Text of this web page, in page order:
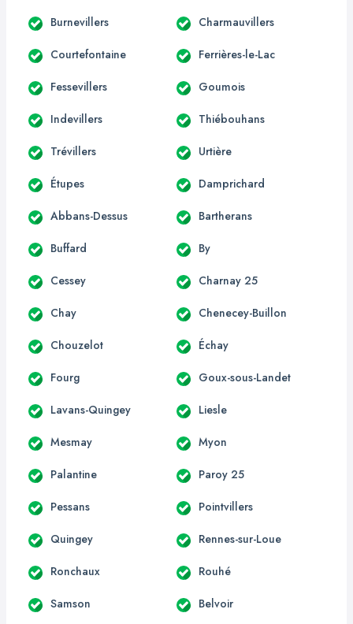
Burnevillers Charmauvillers
Courtefontaine Ferrières-le-Lac
Fessevillers Goumois
Indevillers Thiébouhans
Trévillers Urtière
Étupes Damprichard
Abbans-Dessus Bartherans
Buffard By
Cessey Charnay 25
Chay Chenecey-Buillon
Chouzelot Échay
Fourg Goux-sous-Landet
Lavans-Quingey Liesle
Mesmay Myon
Palantine Paroy 25
Pessans Pointvillers
Quingey Rennes-sur-Loue
Ronchaux Rouhé
Samson Belvoir